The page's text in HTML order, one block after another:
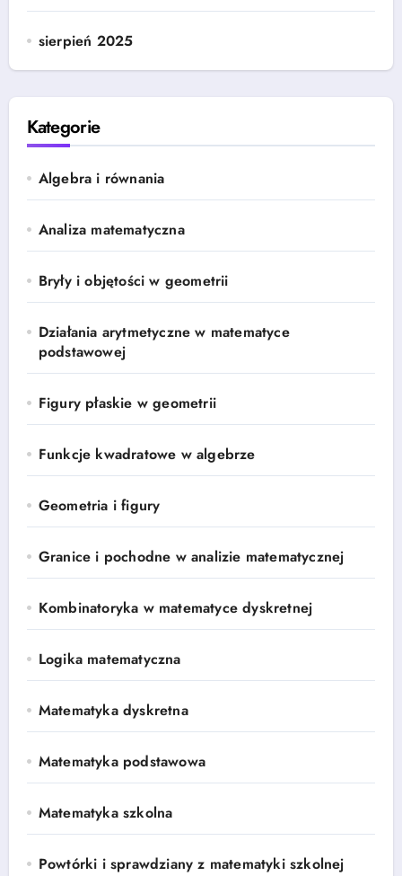
sierpień 2025
Kategorie
Algebra i równania
Analiza matematyczna
Bryły i objętości w geometrii
Działania arytmetyczne w matematyce
podstawowej
Figury płaskie w geometrii
Funkcje kwadratowe w algebrze
Geometria i figury
Granice i pochodne w analizie matematycznej
Kombinatoryka w matematyce dyskretnej
Logika matematyczna
Matematyka dyskretna
Matematyka podstawowa
Matematyka szkolna
Powtórki i sprawdziany z matematyki szkolnej